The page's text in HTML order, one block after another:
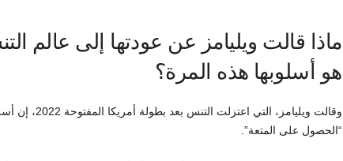
ماذا قالت ويليامز عن عودتها إلى عالم
هو أسلوبها هذه المرة؟
وقالت ويليامز،
“الحصول على المتعة”.